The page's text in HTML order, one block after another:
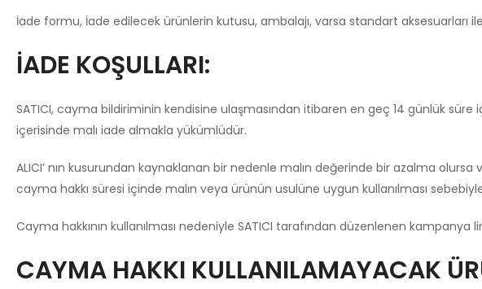
İade formu, İade edilecek ürünlerin kutusu, ambalajı, varsa standart aksesuarları
İADE KOŞULLARI:
SATICI, cayma bildiriminin kendisine ulaşmasından itibaren en geç 14 günlük süre
içerisinde malı iade almakla yükümlüdür.
ALICI’ nın kusurundan kaynaklanan bir nedenle malın değerinde bir azalma olursa
cayma hakkı süresi içinde malın veya ürünün usulüne uygun kullanılması
Cayma hakkının kullanılması nedeniyle SATICI tarafından düzenlenen
CAYMA HAKKI KULLANILAMAYACAK